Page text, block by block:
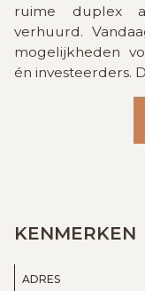
ruime duplex
verhuurd.
mogelijkheden
én investeerders.
KENMERKEN
ADRES